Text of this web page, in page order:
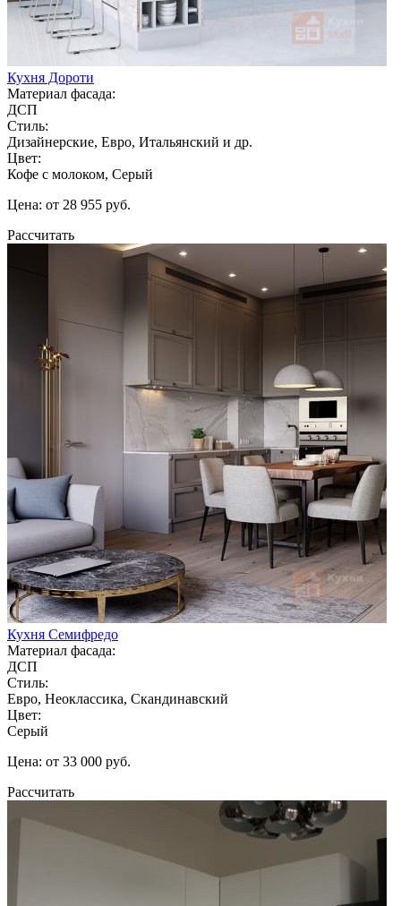
Кухня Дороти
Материал фасада:
ДСП
Стиль:
Дизайнерские, Евро, Итальянский и др.
Цвет:
Кофе с молоком, Серый
Цена: от 28 955 руб.
Рассчитать
Кухня Семифредо
Материал фасада:
ДСП
Стиль:
Евро, Неоклассика, Скандинавский
Цвет:
Серый
Цена: от 33 000 руб.
Рассчитать